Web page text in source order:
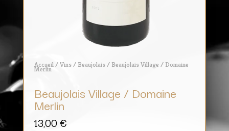
Accueil/Vins/ Beaujolais/ Beaujolais Village / Domaine
Merlin
Beaujolais Village / Domaine
Merlin
13,00€